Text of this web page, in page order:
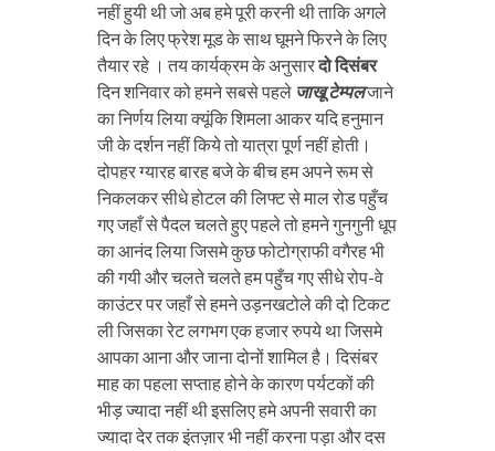
नहीं हुयी थी जो अब हमे पूरी करनी थी ताकि अगले
दिन के लिए फ्रेश मूड के साथ घूमने फिरने के लिए
तैयार रहे । तय कार्यक्रम के अनुसारदो दिसंबर
दिन शनिवार को हमने सबसे पहले जाखू टेम्पलजाने
का निर्णय लिया क्यूंकि शिमला आकर यदि हनुमान
जी के दर्शन नहीं किये तो यात्रा पूर्ण नहीं होती।
दोपहर ग्यारह बारह बजे के बीच हम अपने रूम से
निकलकर सीधे होटल की लिफ्ट से माल रोड पहुँच
गए जहाँ से पैदल चलते हुए पहले तो हमने गुनगुनी धूप
का आनंद लिया जिसमे कुछ फोटोग्राफी वगैरह भी
की गयी और चलते चलते हम पहुँच गए सीधे रोप-वे
काउंटर पर जहाँ से हमने उड़नखटोले की दो टिकट
ली जिसका रेट लगभग एक हजार रुपये था जिसमे
आपका आना और जाना दोनों शामिल है। दिसंबर
माह का पहला सप्ताह होने के कारण पर्यटकों की
भीड़ ज्यादा नहीं थी इसलिए हमे अपनी सवारी का
ज्यादा देर तक इंतज़ार भी नहीं करना पड़ा और दस